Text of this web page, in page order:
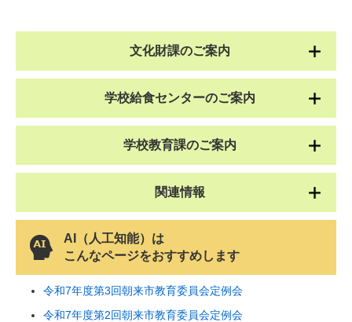
文化財課のご案内
学校給食センターのご案内
学校教育課のご案内
関連情報
AI（人工知能）は
こんなページをおすすめします
令和7年度第3回朝来市教育委員会定例会
令和7年度第2回朝来市教育委員会定例会